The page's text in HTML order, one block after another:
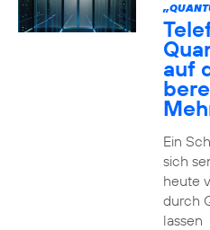
auf
Ein
sich
heute
durch
lassen